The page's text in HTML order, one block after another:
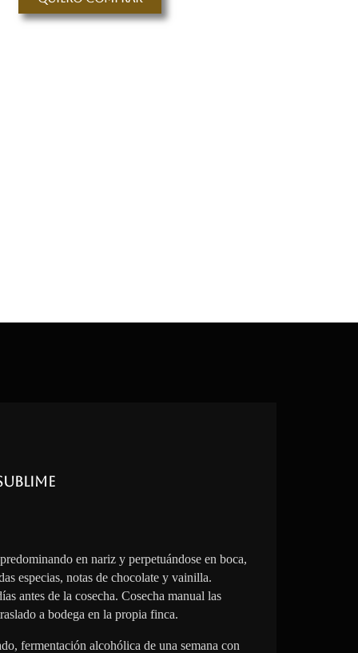
en nariz y perpetuándose en boca,
especias, notas de chocolate y vainilla.
antes de la cosecha. Cosecha manual las
a bodega en la propia finca.
fermentación alcohólica de una semana con